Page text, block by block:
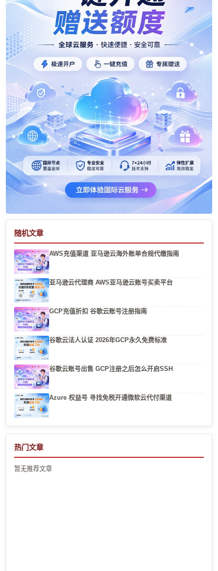
随机文章
AWS充值渠道 亚马逊云海外账单合规代缴指南
亚马逊云代理商 AWS亚马逊云账号买卖平台
GCP充值折扣 谷歌云账号注册指南
谷歌云法人认证 2026年GCP永久免费标准
谷歌云账号出售 GCP注册之后怎么开启SSH
Azure 权益号 寻找免税开通微软云代付渠道
热门文章
暂无推荐文章